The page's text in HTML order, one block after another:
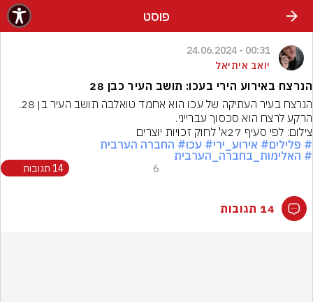
פוסט
00:31 - 24.06.2024
יואב איתיאל
הנרצח באירוע הירי בעכו: תושב העיר כבן 28
הרקע לרצח הוא סכסוך עברייני.
צילום: לפי סעיף 27א' לחוק זכויות יוצרים
# פלילים# אירוע_ירי# עכו# החברה הערבית
# האלימות_בחברה_הערבית
6 14 תגובות
14 תגובות